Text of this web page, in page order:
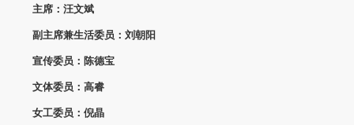
主席：汪文斌
副主席兼生活委员：刘朝阳
宣传委员：陈德宝
文体委员：高睿
女工委员：倪晶